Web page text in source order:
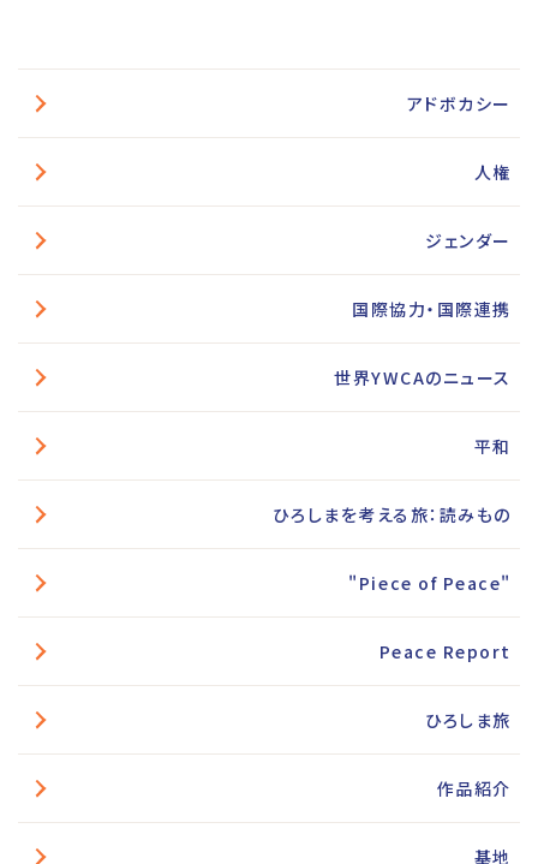
アドボカシー
人権
ジェンダー
国際協力・国際連携
世界YWCAのニュース
平和
ひろしまを考える旅：読みもの
"Piece of Peace"
Peace Report
ひろしま旅
作品紹介
基地